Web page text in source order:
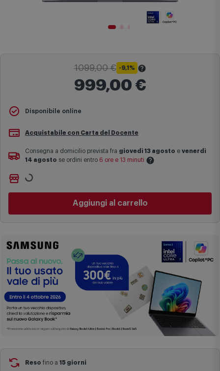
1099,00 € -9,1%
999,00 €
Il Prezzo Barratoindica il prezzo più basso degli ultimi 30 giorni
sul sito comet.it prima dell'applicazione dello sconto.
Maggiori informazioni
Disponibile online
Acquistabile con Carta del Docente
Consegna a domicilio prevista fra giovedì 13 agosto e venerdì
14 agosto se ordini entro 6 ore e 13 minuti
Le date previste per la consegna sono una stima approssimativa
basata sulle statistiche di consegna in possesso di Comet.
I tempi di consegna effettivi potrebbero variare in situazioni
Si ricorda inoltre che i prodotti acquistati in modalità di
prenotazione verranno spediti a partire dalla data di uscita indicata
nella pagina del prodotto.
Ritiralo gratuitamente
Bologna via Michelino
disponibile da
Aggiungi al carrello
Reso fino a 15 giorni